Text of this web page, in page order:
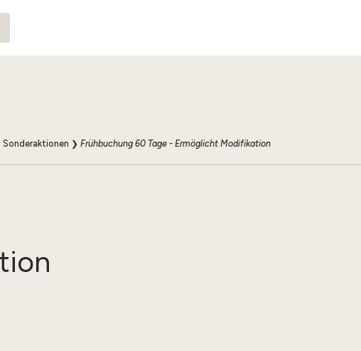
Sonderaktionen ❯ Frühbuchung 60 Tage - Ermöglicht Modifikation